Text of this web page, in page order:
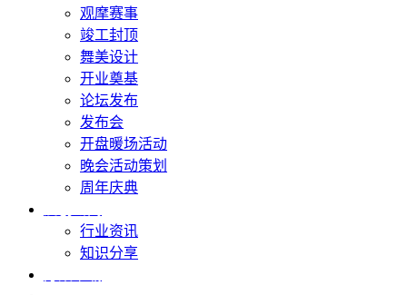
观摩赛事
竣工封顶
舞美设计
开业奠基
论坛发布
发布会
开盘暖场活动
晚会活动策划
周年庆典
行业资讯
知识分享